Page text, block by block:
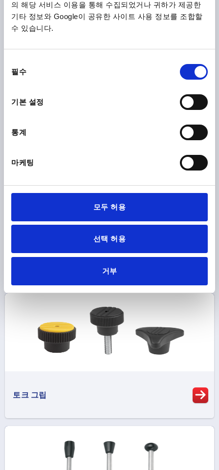
의 해당 서비스 이용을 통해 수집되었거나 귀하가 제공한
기타 정보와 Google이 공유한 사이트 사용 정보를 조합할
수 있습니다.
필수
기본 설정
통계
마케팅
모두 허용
선택 허용
거부
캠 액션 인덱싱 플런저
토크 그립